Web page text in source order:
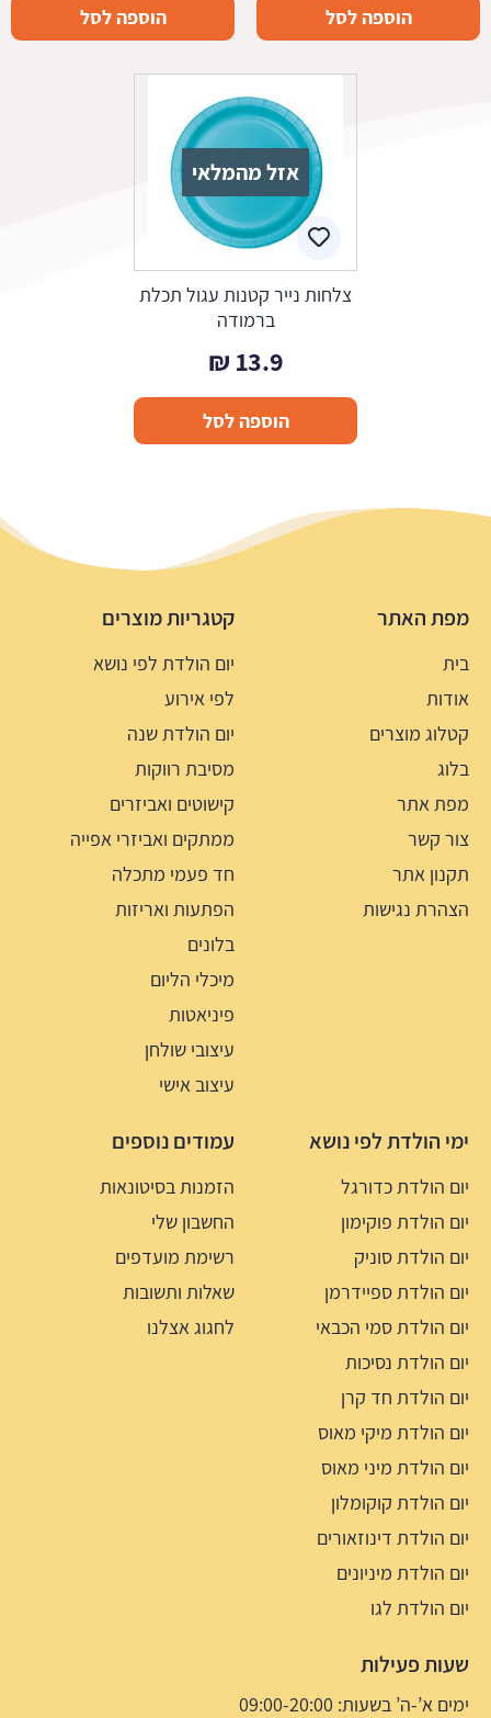
הוספה לסל הוספה לסל
אזל מהמלאי
צלחות נייר קטנות עגול תכלת
ברמודה
13.9
₪
הוספה לסל
מפת האתר
בית
אודות
קטלוג מוצרים
בלוג
מפת אתר
צור קשר
תקנון אתר
הצהרת נגישות
קטגריות מוצרים
יום הולדת לפי נושא
לפי אירוע
יום הולדת שנה
מסיבת רווקות
קישוטים ואביזרים
ממתקים ואביזרי אפייה
חד פעמי מתכלה
הפתעות ואריזות
בלונים
מיכלי הליום
פיניאטות
עיצובי שולחן
עיצוב אישי
ימי הולדת לפי נושא
יום הולדת כדורגל
יום הולדת פוקימון
יום הולדת סוניק
יום הולדת ספיידרמן
יום הולדת סמי הכבאי
יום הולדת נסיכות
יום הולדת חד קרן
יום הולדת מיקי מאוס
יום הולדת מיני מאוס
יום הולדת קוקומלון
יום הולדת דינוזאורים
יום הולדת מיניונים
יום הולדת לגו
עמודים נוספים
הזמנות בסיטונאות
החשבון שלי
רשימת מועדפים
שאלות ותשובות
לחגוג אצלנו
שעות פעילות
ימים א’-ה’ בשעות: 09:00-20:00